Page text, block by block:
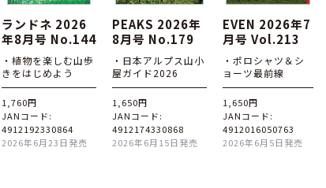
ランドネ 2026
年8月号 No.144
・植物を楽しむ山歩
きをはじめよう
1,760円
JANコード:
4912192330864
2026年6月23日発売
PEAKS 2026年
8月号 No.179
・日本アルプス山小
屋ガイド2026
1,650円
JANコード:
4912174330868
2026年6月15日発売
EVEN 2026年7
月号 Vol.213
・ポロシャツ＆シ
ョーツ最前線
1,650円
JANコード:
4912016050763
2026年6月5日発売